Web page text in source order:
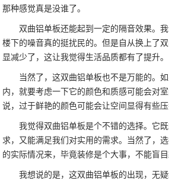
那种感觉真是没谁了。
双曲铝单板还能起到一定的隔音效果。
楼下的噪音真的挺扰民的。但是自从换上了
显减少了，这让我觉得生活品质都有了提升。
当然了，这双曲铝单板也不是万能的。
内，就要考虑一下它的颜色和质感可能会对
说，过于鲜艳的颜色可能会让空间显得有些压
我觉得双曲铝单板是个不错的选择。它
求，又能满足我们对实用的需求。当然了，
的实际情况来，毕竟装修是个大事，不能盲目
我想说的是，这双曲铝单板的出现，无